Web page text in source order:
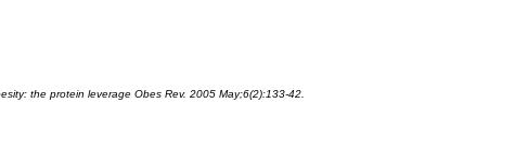
the protein leverage Obes Rev. 2005 May;6(2):133-42.